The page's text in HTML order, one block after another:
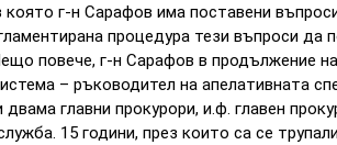
която г-н Сарафов има поставени
процедура тези въпроси да
повече, г-н Сарафов в продължение
– ръководител на апелативната
двама главни прокурори, и.ф. главен
15 години, през които са се